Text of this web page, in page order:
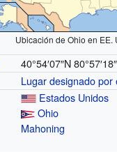
Ubicación de Ohio en EE.
40°54′07″N
Lugar designado por
Estados Unidos
Ohio
Mahoning